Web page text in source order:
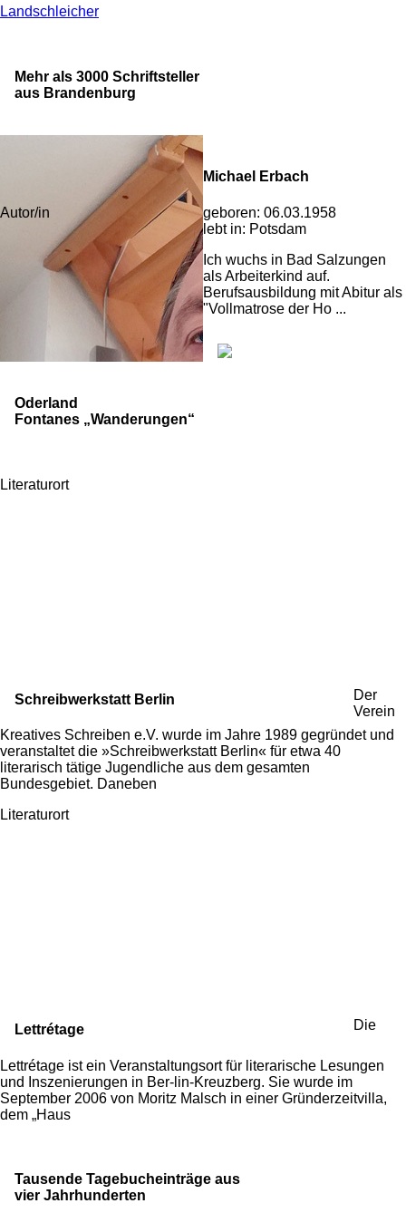
Landschleicher
Mehr als 3000 Schriftsteller
aus Brandenburg
Autor/in
Michael Erbach
geboren: 06.03.1958
lebt in: Potsdam
Ich wuchs in Bad Salzungen
als Arbeiterkind auf.
Berufsausbildung mit Abitur als
"Vollmatrose der Ho ...
Oderland
Fontanes „Wanderungen“
Literaturort
Schreibwerkstatt Berlin
Der
Verein
Kreatives Schreiben e.V. wurde im Jahre 1989 gegründet und
veranstaltet die »Schreibwerkstatt Berlin« für etwa 40
literarisch tätige Jugendliche aus dem gesamten
Bundesgebiet. Daneben
Literaturort
Lettrétage Die
Lettrétage ist ein Veranstaltungsort für literarische Lesungen
und Inszenierungen in Ber-lin-Kreuzberg. Sie wurde im
September 2006 von Moritz Malsch in einer Gründerzeitvilla,
dem „Haus
Tausende Tagebucheinträge aus
vier Jahrhunderten